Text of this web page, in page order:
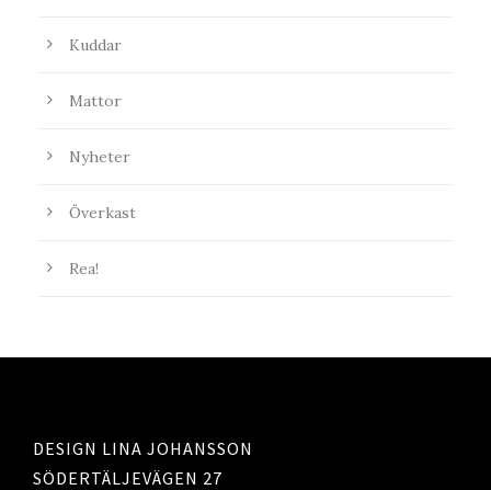
Kuddar
Mattor
Nyheter
Överkast
Rea!
DESIGN LINA JOHANSSON
SÖDERTÄLJEVÄGEN 27